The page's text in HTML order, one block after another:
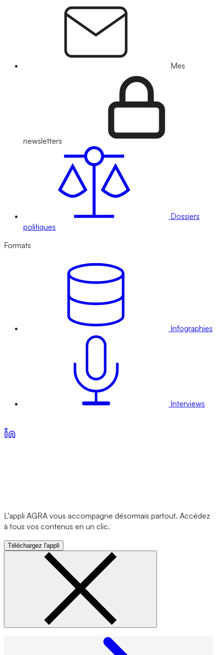
Mes
newsletters
Dossiers
politiques
Formats
Infographies
Interviews
L'appli AGRA vous accompagne désormais partout. Accédez
à tous vos contenus en un clic.
Téléchargez l'appli